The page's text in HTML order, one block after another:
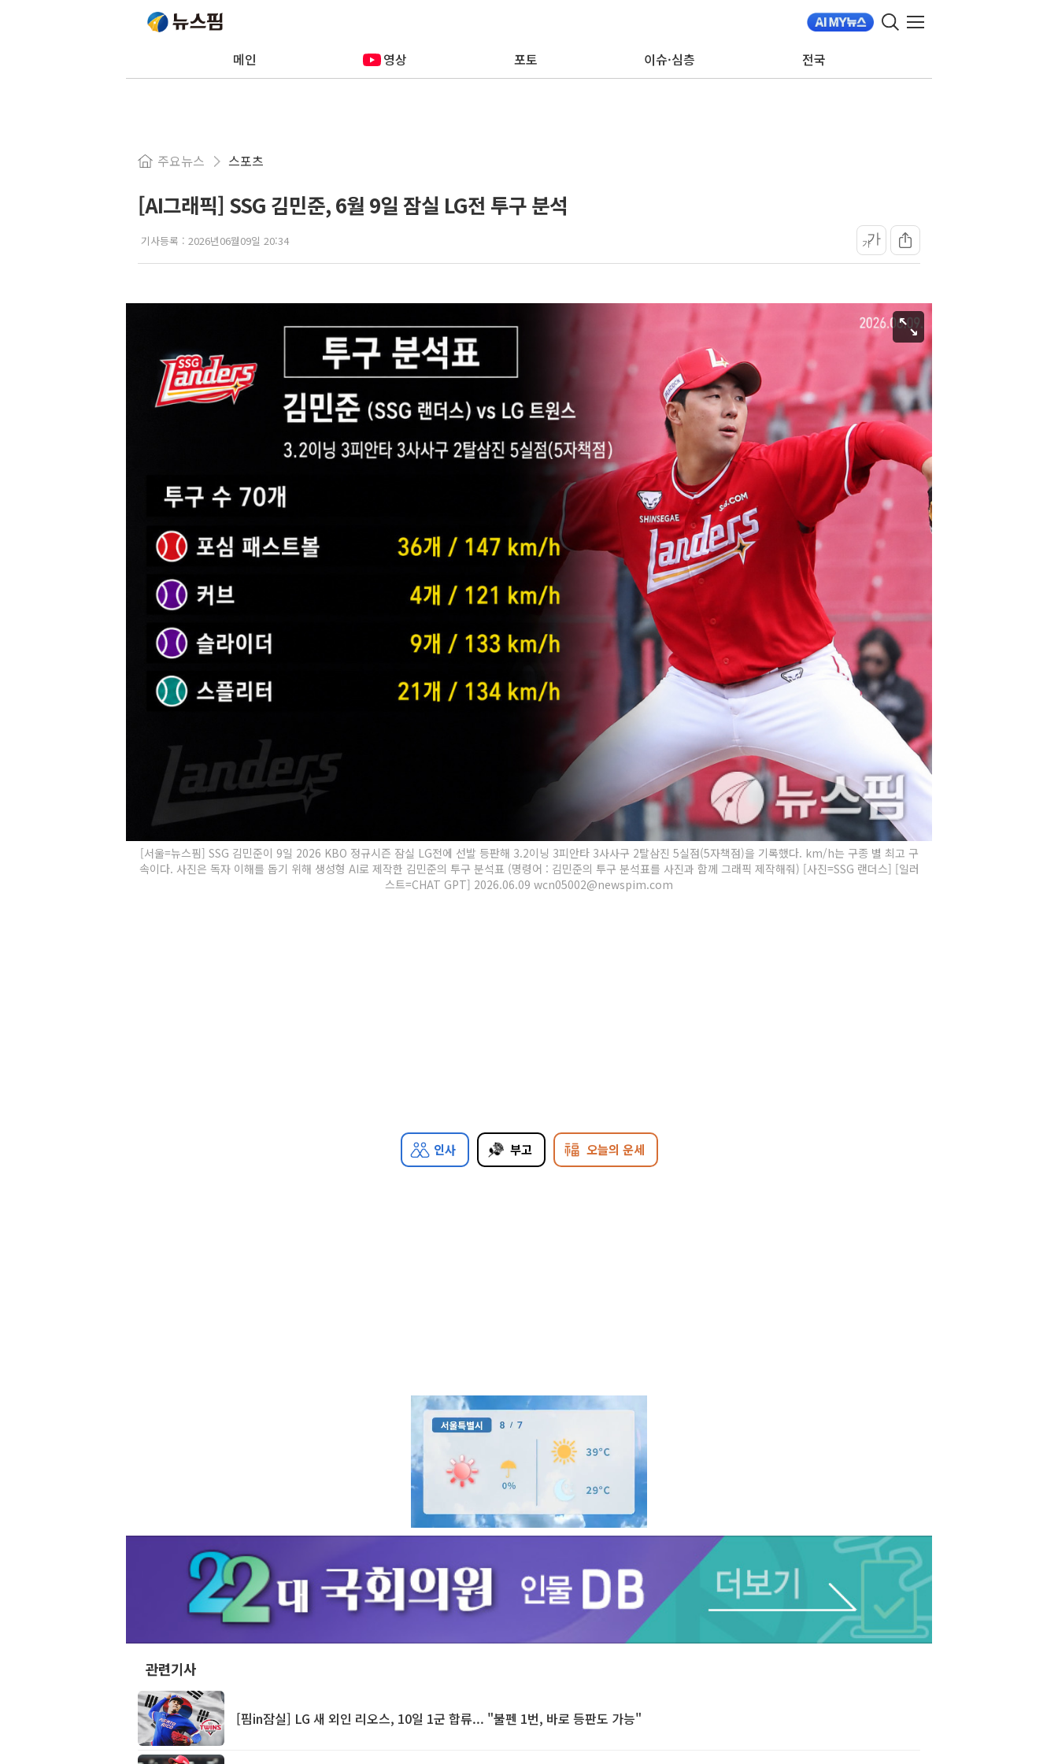
메인 영상 포토 이슈·심층 전국
주요뉴스 스포츠
[AI그래픽] SSG 김민준, 6월 9일 잠실 LG전 투구 분석
기사등록 : 2026년06월09일 20:34 가가
[서울=뉴스핌] SSG 김민준이 9일 2026 KBO 정규시즌 잠실 LG전에 선발 등판해 3.2이닝 3피안타 3사사구 2탈삼진 5실점(5자책점)을 기록했다. km/h는 구종 별 최고 구
속이다. 사진은 독자 이해를 돕기 위해 생성형 AI로 제작한 김민준의 투구 분석표 (명령어 : 김민준의 투구 분석표를 사진과 함께 그래픽 제작해줘) [사진=SSG 랜더스] [일러
스트=CHAT GPT] 2026.06.09 wcn05002@newspim.com
인사 부고 오늘의 운세
Unmute
관련기사
[핌in잠실] LG 새 외인 리오스, 10일 1군 합류... "불펜 1번, 바로 등판도 가능"